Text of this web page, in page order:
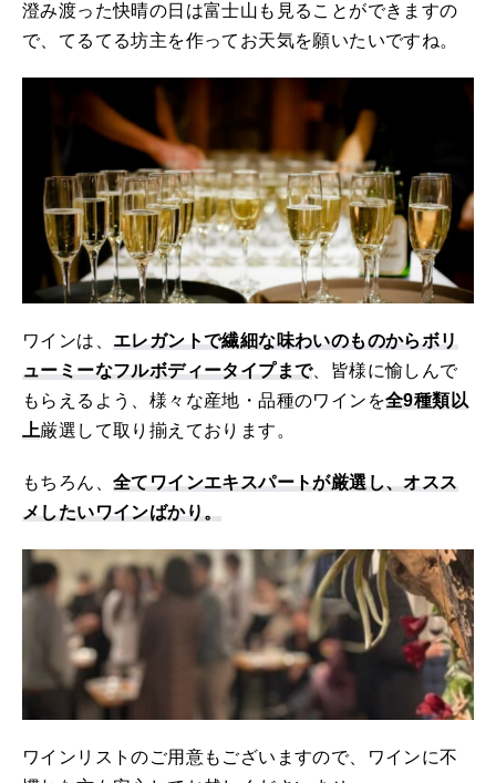
澄み渡った快晴の日は富士山も見ることができますの
で、てるてる坊主を作ってお天気を願いたいですね。
ワインは、 エレガントで繊細な味わいのものからボリ
ューミーなフルボディータイプまで、皆様に愉しんで
もらえるよう、様々な産地・品種のワインを全9種類以
上厳選して取り揃えております。
もちろん、 全てワインエキスパートが厳選し、オスス
メしたいワインばかり。
ワインリストのご用意もございますので、ワインに不